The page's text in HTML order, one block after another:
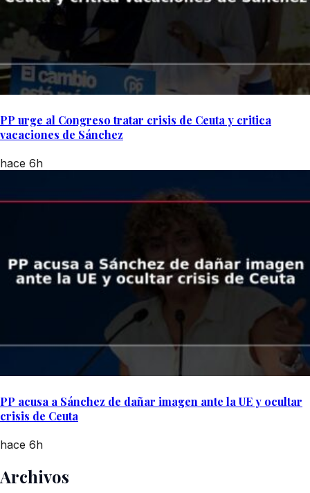
PP urge al Congreso tratar crisis de Ceuta y critica
vacaciones de Sánchez
hace 6h
PP acusa a Sánchez de dañar imagen ante la UE y ocultar
crisis de Ceuta
hace 6h
Archivos